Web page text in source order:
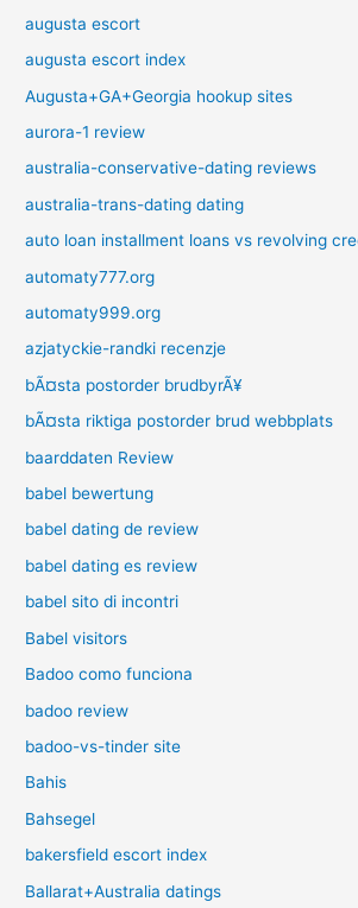
augusta escort
augusta escort index
Augusta+GA+Georgia hookup sites
aurora-1 review
australia-conservative-dating reviews
australia-trans-dating dating
auto loan installment loans vs revolving
automaty777.org
automaty999.org
azjatyckie-randki recenzje
bÃ¤sta postorder brudbyrÃ¥
bÃ¤sta riktiga postorder brud webbplats
baarddaten Review
babel bewertung
babel dating de review
babel dating es review
babel sito di incontri
Babel visitors
Badoo como funciona
badoo review
badoo-vs-tinder site
Bahis
Bahsegel
bakersfield escort index
Ballarat+Australia datings